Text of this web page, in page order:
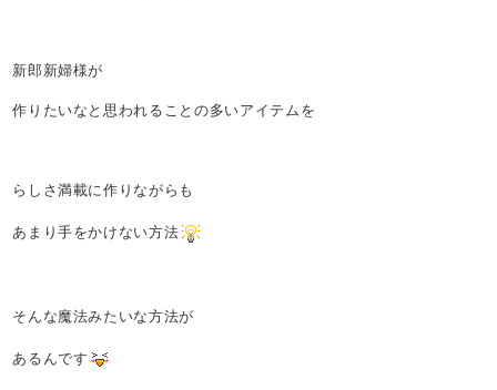
新郎新婦様が
作りたいなと思われることの多いアイテムを
らしさ満載に作りながらも
あまり手をかけない方法
そんな魔法みたいな方法が
あるんです